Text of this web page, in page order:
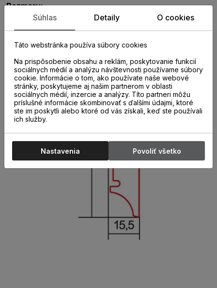
Rozmery:
hrúbka 15,5 mm
výška 60 mm
dĺžka 2200 mm
Súhlas Detaily O cookies
Táto webstránka používa súbory cookies
Na prispôsobenie obsahu a reklám, poskytovanie funkcií
sociálnych médií a analýzu návštevnosti používame súbory
cookie. Informácie o tom, ako používate naše webové
stránky, poskytujeme aj našim partnerom v oblasti
sociálnych médií, inzercie a analýzy. Títo partneri môžu
príslušné informácie skombinovať s ďalšími údajmi, ktoré
ste im poskytli alebo ktoré od vás získali, keď ste používali
ich služby.
Nastavenia Povoliť všetko